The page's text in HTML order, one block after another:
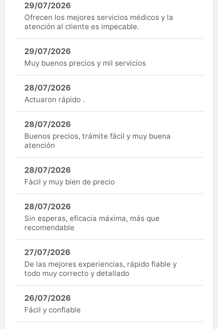
29/07/2026
Ofrecen los mejores servicios médicos y la
atención al cliente es impecable.
29/07/2026
Muy buenos precios y mil servicios
28/07/2026
Actuaron rápido .
28/07/2026
Buenos precios, trámite fácil y muy buena
atención
28/07/2026
Fàcil y muy bien de precio
28/07/2026
Sin esperas, eficacia máxima, más que
recomendable
27/07/2026
De las mejores experiencias, rápido fiable y
todo muy correcto y detallado
26/07/2026
Fácil y confiable